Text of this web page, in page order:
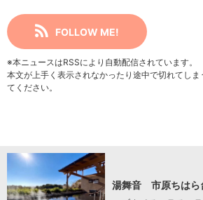
FOLLOW ME!
※本ニュースはRSSにより自動配信されています。
本文が上手く表示されなかったり途中で切れてし
てください。
湯舞音 市原ちはら